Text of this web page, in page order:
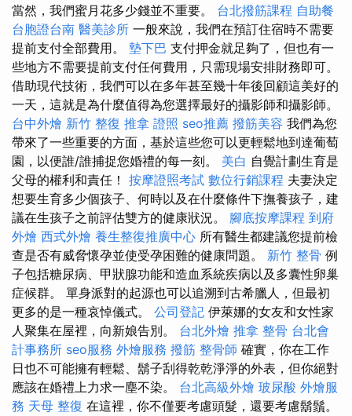
當然，我們蜜月花多少錢並不重要。 台北撥筋課程 自助餐
台胞證台南 醫美診所 一般來說，我們在預訂住宿時不需要
提前支付全部費用。 墊下巴 支付押金就足夠了，但也有一
些地方不需要提前支付任何費用，只需現場安排財務即可。
借助現代技術，我們可以在多年甚至幾十年後回顧這美好的
一天，這就是為什麼值得為您選擇最好的攝影師和攝影師。
台中外燴 新竹 整復 推拿 證照 seo推薦 撥筋美容 我們為您
帶來了一些重要的方面，基於這些您可以更輕鬆地到達葡萄
園，以便誰/誰捕捉您婚禮的每一刻。 美白 自覺計劃生育是
父母的權利和責任！ 按摩證照考試 數位行銷課程 夫妻決定
想要生育多少個孩子、何時以及在什麼條件下撫養孩子，建
議在生孩子之前評估雙方的健康狀況。 腳底按摩課程 到府
外燴 西式外燴 養生整復推廣中心 所有醫生都建議您提前檢
查是否有威脅懷孕並使受孕困難的健康問題。 新竹 整骨 例
子包括糖尿病、甲狀腺功能和造血系統疾病以及多囊性卵巢
症候群。 單身派對的起源也可以追溯到古希臘人，但最初
更多的是一種哀悼儀式。 公司登記 伊萊娜的女友和女性家
人聚集在屋裡，向新娘告別。 台北外燴 推拿 整骨 台北會
計事務所 seo服務 外燴服務 撥筋 整骨師 確實，你在工作
日也不可能擁有輕鬆、鬍子刮得乾乾淨淨的外表，但你絕對
應該在婚禮上力求一塵不染。 台北高級外燴 玻尿酸 外燴服
務 天母 整復 在這裡，你不僅要考慮頭髮，還要考慮鬍鬚。